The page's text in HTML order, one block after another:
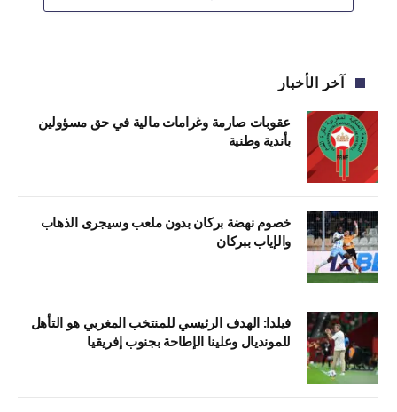
آخر الأخبار
عقوبات صارمة وغرامات مالية في حق مسؤولين
بأندية وطنية
خصوم نهضة بركان بدون ملعب وسيجرى الذهاب
والإياب ببركان
فيلدا: الهدف الرئيسي للمنتخب المغربي هو التأهل
للمونديال وعلينا الإطاحة بجنوب إفريقيا